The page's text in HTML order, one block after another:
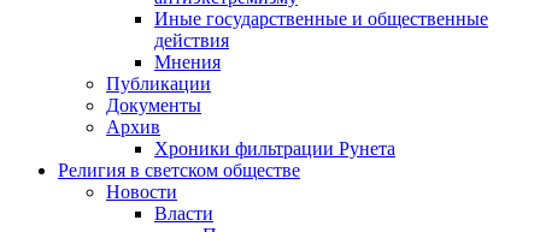
Иные государственные и общественные
действия
Мнения
Публикации
Документы
Архив
Хроники фильтрации Рунета
Религия в светском обществе
Новости
Власти